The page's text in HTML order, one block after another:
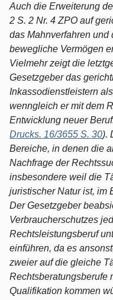
Auch die Erweiterung
2 S. 2 Nr. 4 ZPO auf
das Mahnverfahren und
bewegliche Vermögen
Vielmehr zeigt die
Gesetzgeber das
Inkassodienstleistern
wenngleich er mit dem
Entwicklung neuer
Drucks. 16/3655 S. 30).
Bereiche, in denen die
Nachfrage der
insbesondere weil die
juristischer Natur ist, im
Der Gesetzgeber
Verbraucherschutzes
Rechtsleistungsberuf
einführen, da es
zweier auf die gleiche
Rechtsberatungsberufe
Qualifikation kommen